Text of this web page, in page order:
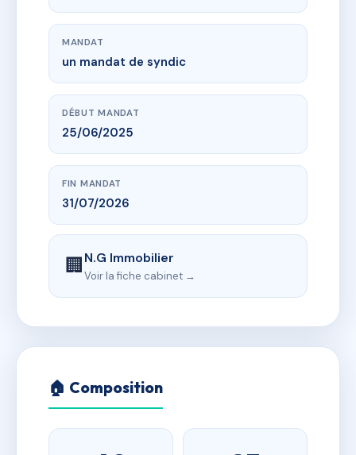
MANDAT
un mandat de syndic
DÉBUT MANDAT
25/06/2025
FIN MANDAT
31/07/2026
🏢N.G Immobilier
Voir la fiche cabinet →
🏠 Composition